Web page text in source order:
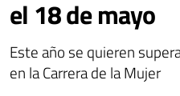
el 18 de mayo
Este año se quieren
en la Carrera de la Mujer